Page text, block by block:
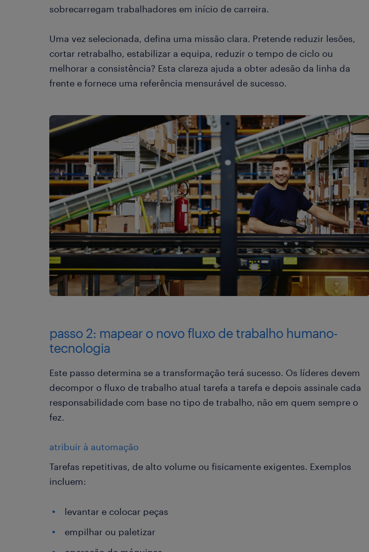
sobrecarregam trabalhadores em início de carreira.
Uma vez selecionada, defina uma missão clara. Pretende reduzir lesões,
cortar retrabalho, estabilizar a equipa, reduzir o tempo de ciclo ou
melhorar a consistência? Esta clareza ajuda a obter adesão da linha da
frente e fornece uma referência mensurável de sucesso.
passo 2: mapear o novo fluxo de trabalho humano-
tecnologia
Este passo determina se a transformação terá sucesso. Os líderes devem
decompor o fluxo de trabalho atual tarefa a tarefa e depois assinale cada
responsabilidade com base no tipo de trabalho, não em quem sempre o
fez.
atribuir à automação
Tarefas repetitivas, de alto volume ou fisicamente exigentes. Exemplos
incluem:
levantar e colocar peças
empilhar ou paletizar